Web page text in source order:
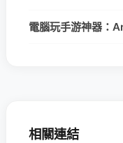
電腦玩手游神器：
相關連結